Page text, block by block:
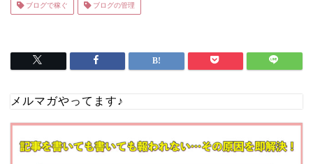
ブログで稼ぐ ブログの管理
メルマガやってます♪